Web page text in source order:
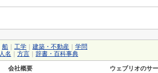
船 工学 建築・不動産
学問
人名 方言 辞書・百科事典
会社概要
ウェブリオのサ